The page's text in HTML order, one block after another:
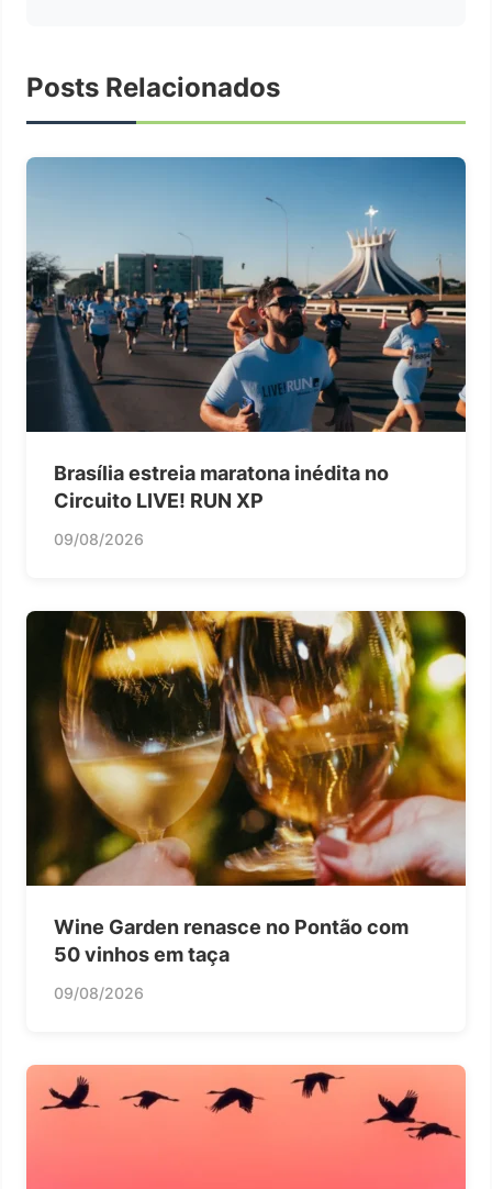
Posts Relacionados
Brasília estreia maratona inédita no
Circuito LIVE! RUN XP
09/08/2026
Wine Garden renasce no Pontão com
50 vinhos em taça
09/08/2026